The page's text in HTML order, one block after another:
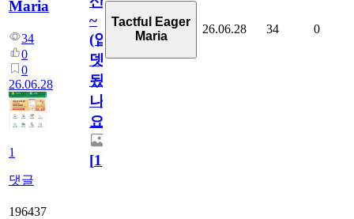
Maria
34
0
0
26.06.28
1
댓글
~
(업
뎃
됬
나
요)
[1]
Tactful Eager
Maria
26.06.28 34 0
196437